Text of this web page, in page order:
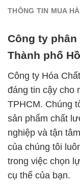
THÔNG TIN MUA
Công ty
Thành phố
Công ty Hóa
đáng tin cậy cho
TPHCM. Chúng
sản phẩm chất
nghiệp và tận
của chúng tôi
trong việc chọn
cụ thể của bạn.